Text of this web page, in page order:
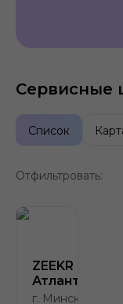
Сервисные
Список
Отфильтровать:
ZEEKR
Атлант-М
г. Минск, ул.